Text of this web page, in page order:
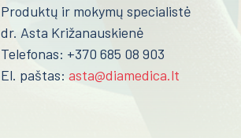
Produktų ir mokymų specialistė
dr. Asta Križanauskienė
Telefonas: +370 685 08 903
El. paštas: asta@diamedica.lt